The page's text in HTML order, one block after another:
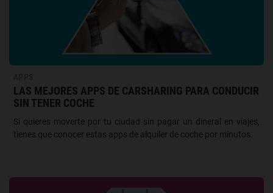
LAS MEJORES APPS DE CARSHARING PARA CONDUCIR
SIN TENER COCHE
Si quieres moverte por tu ciudad sin pagar un dineral en viajes,
tienes que conocer estas apps de alquiler de coche por minutos.